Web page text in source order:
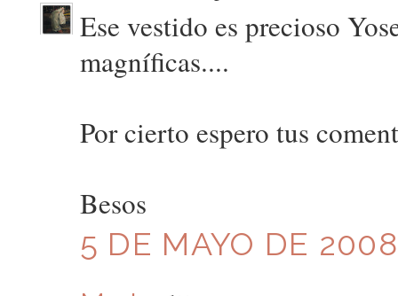
Ese vestido es precioso
magníficas....
Por cierto espero tus
Besos
5 DE MAYO DE